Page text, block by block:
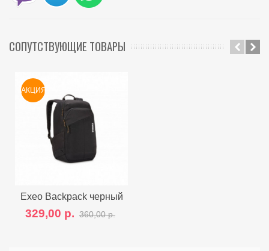
СОПУТСТВУЮЩИЕ ТОВАРЫ
АКЦИЯ
Exeo Backpack черный
329,00 р. 360,00 р.